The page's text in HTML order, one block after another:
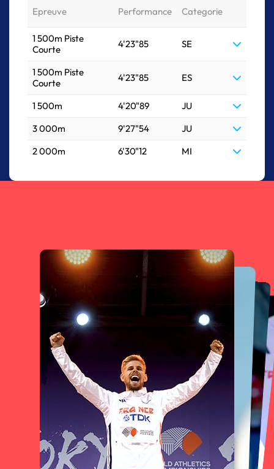
Epreuve Performance Categorie
1 500m Piste
Courte
4'23"85 SE
1 500m Piste
Courte
4'23"85 ES
1 500m 4'20"89
JU
3 000m
9'27"54
JU
2 000m
6'30"12 MI